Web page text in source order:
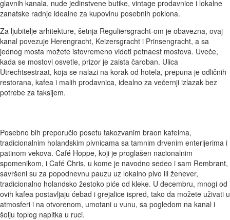
glavnih kanala, nude jedinstvene butike, vintage prodavnice i lokalne
zanatske radnje idealne za kupovinu posebnih poklona.
Za ljubitelje arhitekture, šetnja Reguliersgracht-om je obavezna, ovaj
kanal povezuje Herengracht, Keizersgracht i Prinsengracht, a sa
jednog mosta možete istovremeno videti petnaest mostova. Uveče,
kada se mostovi osvetle, prizor je zaista čaroban. Ulica
Utrechtsestraat, koja se nalazi na korak od hotela, prepuna je odličnih
restorana, kafea i malih prodavnica, idealno za večernji izlazak bez
potrebe za taksijem.
Posebno bih preporučio posetu takozvanim braon kafeima,
tradicionalnim holandskim pivnicama sa tamnim drvenim enterijerima i
patinom vekova. Café Hoppe, koji je proglašen nacionalnim
spomenikom, i Café Chris, u kome je navodno sedeo i sam Rembrant,
savršeni su za popodnevnu pauzu uz lokalno pivo ili ženever,
tradicionalno holandsko žestoko piće od kleke. U decembru, mnogi od
ovih kafea postavljaju ćebad i grejalice ispred, tako da možete uživati u
atmosferi i na otvorenom, umotani u vunu, sa pogledom na kanal i
šolju toplog napitka u ruci.